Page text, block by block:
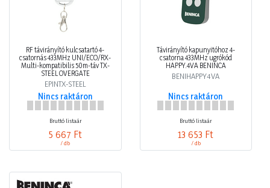
RF távirányító kulcsatartó 4-
csatornás 433MHz UNI/ECO/RX-
Multi-kompatibilis 50m-táv TX-
STEEL OVERGATE
EPINTX-STEEL
Nincs raktáron
Bruttó listaár
5 667 Ft
/ db
Távirányító kapunyitóhoz 4-
csatorna 433MHz ugrókód
HAPPY.4VA BENINCA
BENIHAPPY4VA
Nincs raktáron
Bruttó listaár
13 653 Ft
/ db